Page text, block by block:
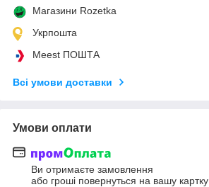
Магазини Rozetka
Укрпошта
Meest ПОШТА
Всі умови доставки
Умови оплати
Ви отримаєте замовлення
або гроші повернуться на вашу картку